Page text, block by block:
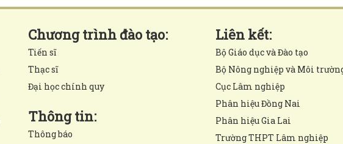
Chương trình đào tạo:
Tiến sĩ
Thạc sĩ
Đại học chính quy
Thông tin:
Thông báo
Liên kết:
Bộ Giáo dục và Đào tạo
Bộ Nông nghiệp và Môi
Cục Lâm nghiệp
Phân hiệu Đồng Nai
Phân hiệu Gia Lai
Trường THPT Lâm nghiệp